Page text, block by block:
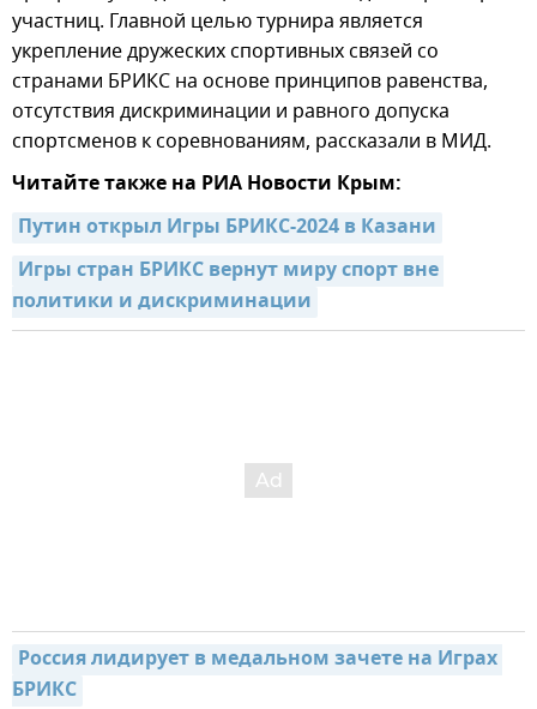
участниц. Главной целью турнира является
укрепление дружеских спортивных связей со
странами БРИКС на основе принципов равенства,
отсутствия дискриминации и равного допуска
спортсменов к соревнованиям, рассказали в МИД.
Читайте также на РИА Новости Крым:
Путин открыл Игры БРИКС-2024 в Казани
Игры стран БРИКС вернут миру спорт вне
политики и дискриминации
Россия лидирует в медальном зачете на Играх
БРИКС